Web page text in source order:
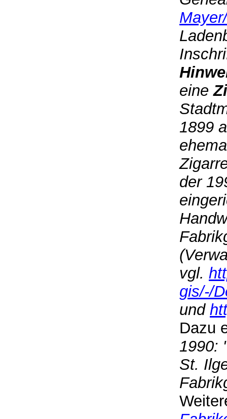
eine
1899
der
vgl.
gis/-/
und
Dazu
1990:
St.